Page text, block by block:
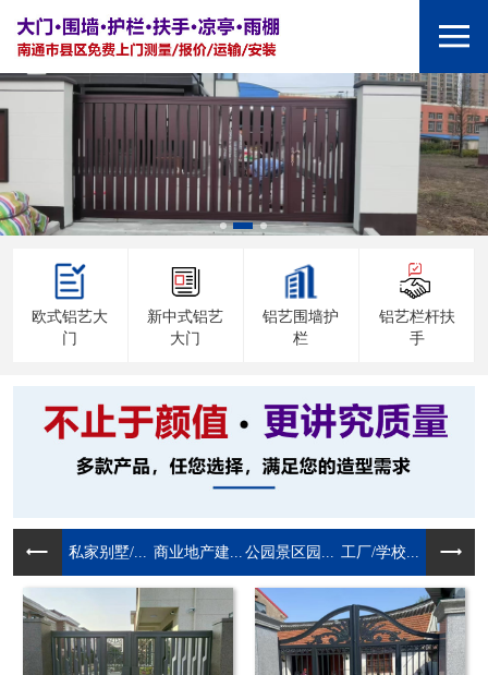
欧式铝艺大
门
新中式铝艺
大门
铝艺围墙护
栏
铝艺栏杆扶
手
私家别墅/... 商业地产建... 公园景区园... 工厂/学校...